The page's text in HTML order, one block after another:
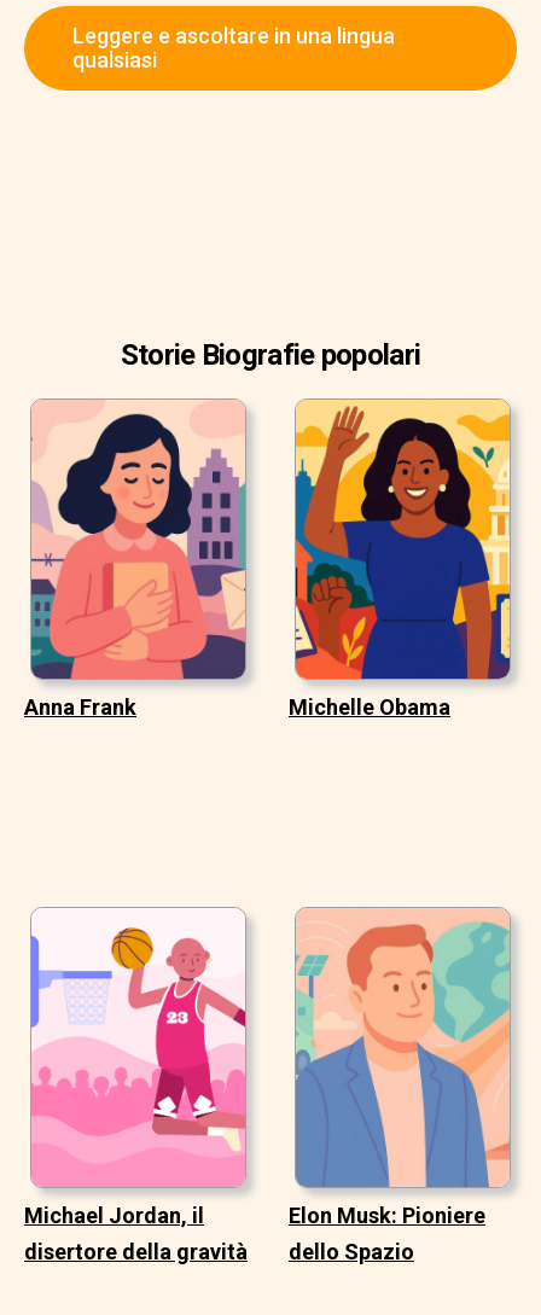
Leggere e ascoltare in una lingua
qualsiasi
Storie Biografie popolari
Anna Frank Michelle Obama
Michael Jordan, il
disertore della gravità
Elon Musk: Pioniere
dello Spazio